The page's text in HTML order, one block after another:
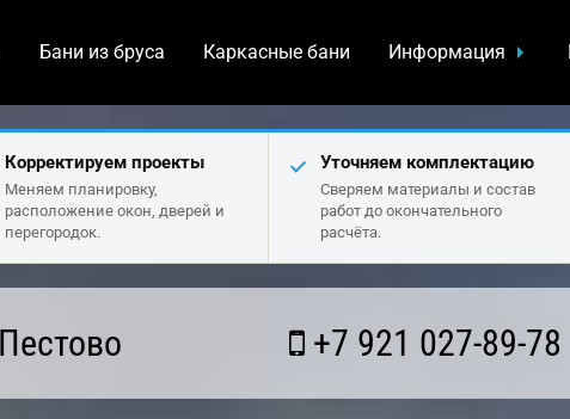
Бани из бруса Каркасные бани Информация
Корректируем проекты
Меняем планировку,
расположение окон, дверей и
перегородок.
Уточняем комплектацию
Сверяем материалы и состав
работ до окончательного
расчёта.
+7 921 027-89-78